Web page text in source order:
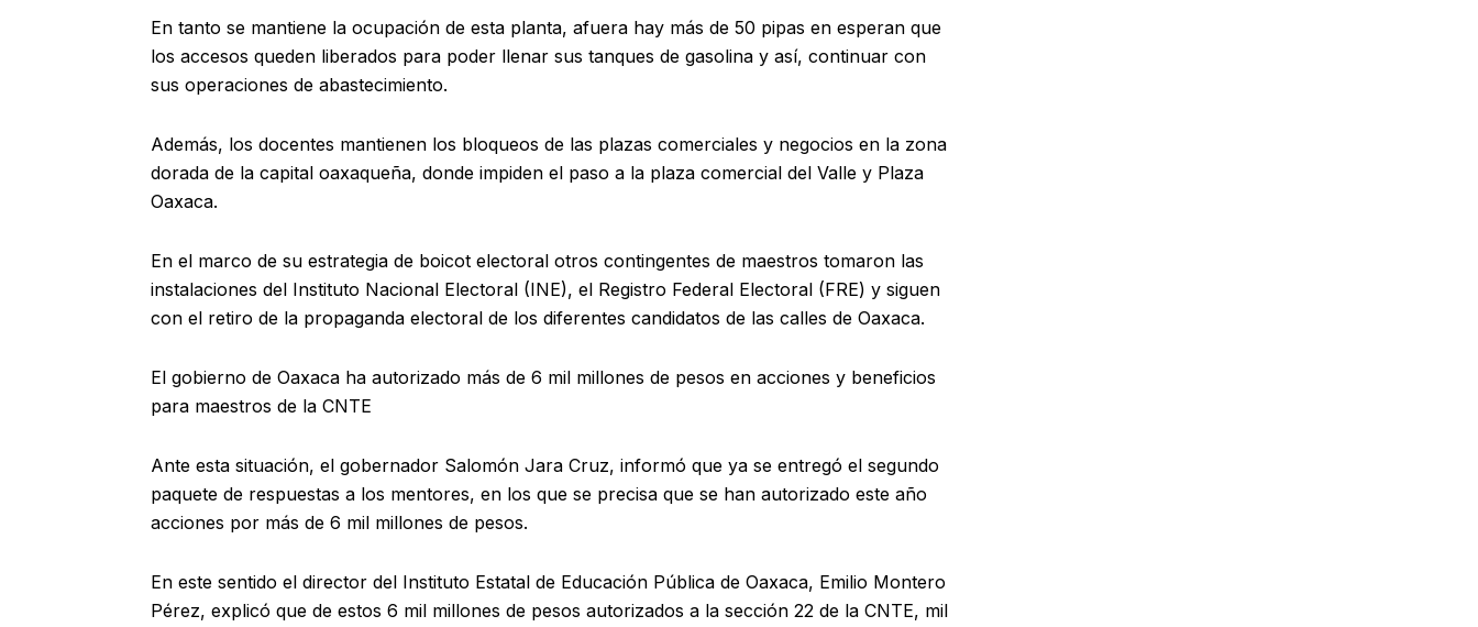
En tanto se mantiene la ocupación de esta planta, afuera hay más de 50 pipas en esperan que
los accesos queden liberados para poder llenar sus tanques de gasolina y así, continuar con
sus operaciones de abastecimiento.
Además, los docentes mantienen los bloqueos de las plazas comerciales y negocios en la zona
dorada de la capital oaxaqueña, donde impiden el paso a la plaza comercial del Valle y Plaza
Oaxaca.
En el marco de su estrategia de boicot electoral otros contingentes de maestros tomaron las
instalaciones del Instituto Nacional Electoral (INE), el Registro Federal Electoral (FRE) y siguen
con el retiro de la propaganda electoral de los diferentes candidatos de las calles de Oaxaca.
El gobierno de Oaxaca ha autorizado más de 6 mil millones de pesos en acciones y beneficios
para maestros de la CNTE
Ante esta situación, el gobernador Salomón Jara Cruz, informó que ya se entregó el segundo
paquete de respuestas a los mentores, en los que se precisa que se han autorizado este año
acciones por más de 6 mil millones de pesos.
En este sentido el director del Instituto Estatal de Educación Pública de Oaxaca, Emilio Montero
Pérez, explicó que de estos 6 mil millones de pesos autorizados a la sección 22 de la CNTE, mil